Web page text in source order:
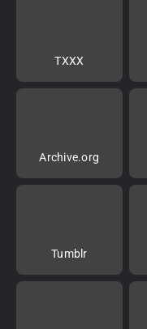
TXXX
Archive.org
Tumblr